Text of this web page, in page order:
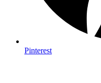
Pinterest